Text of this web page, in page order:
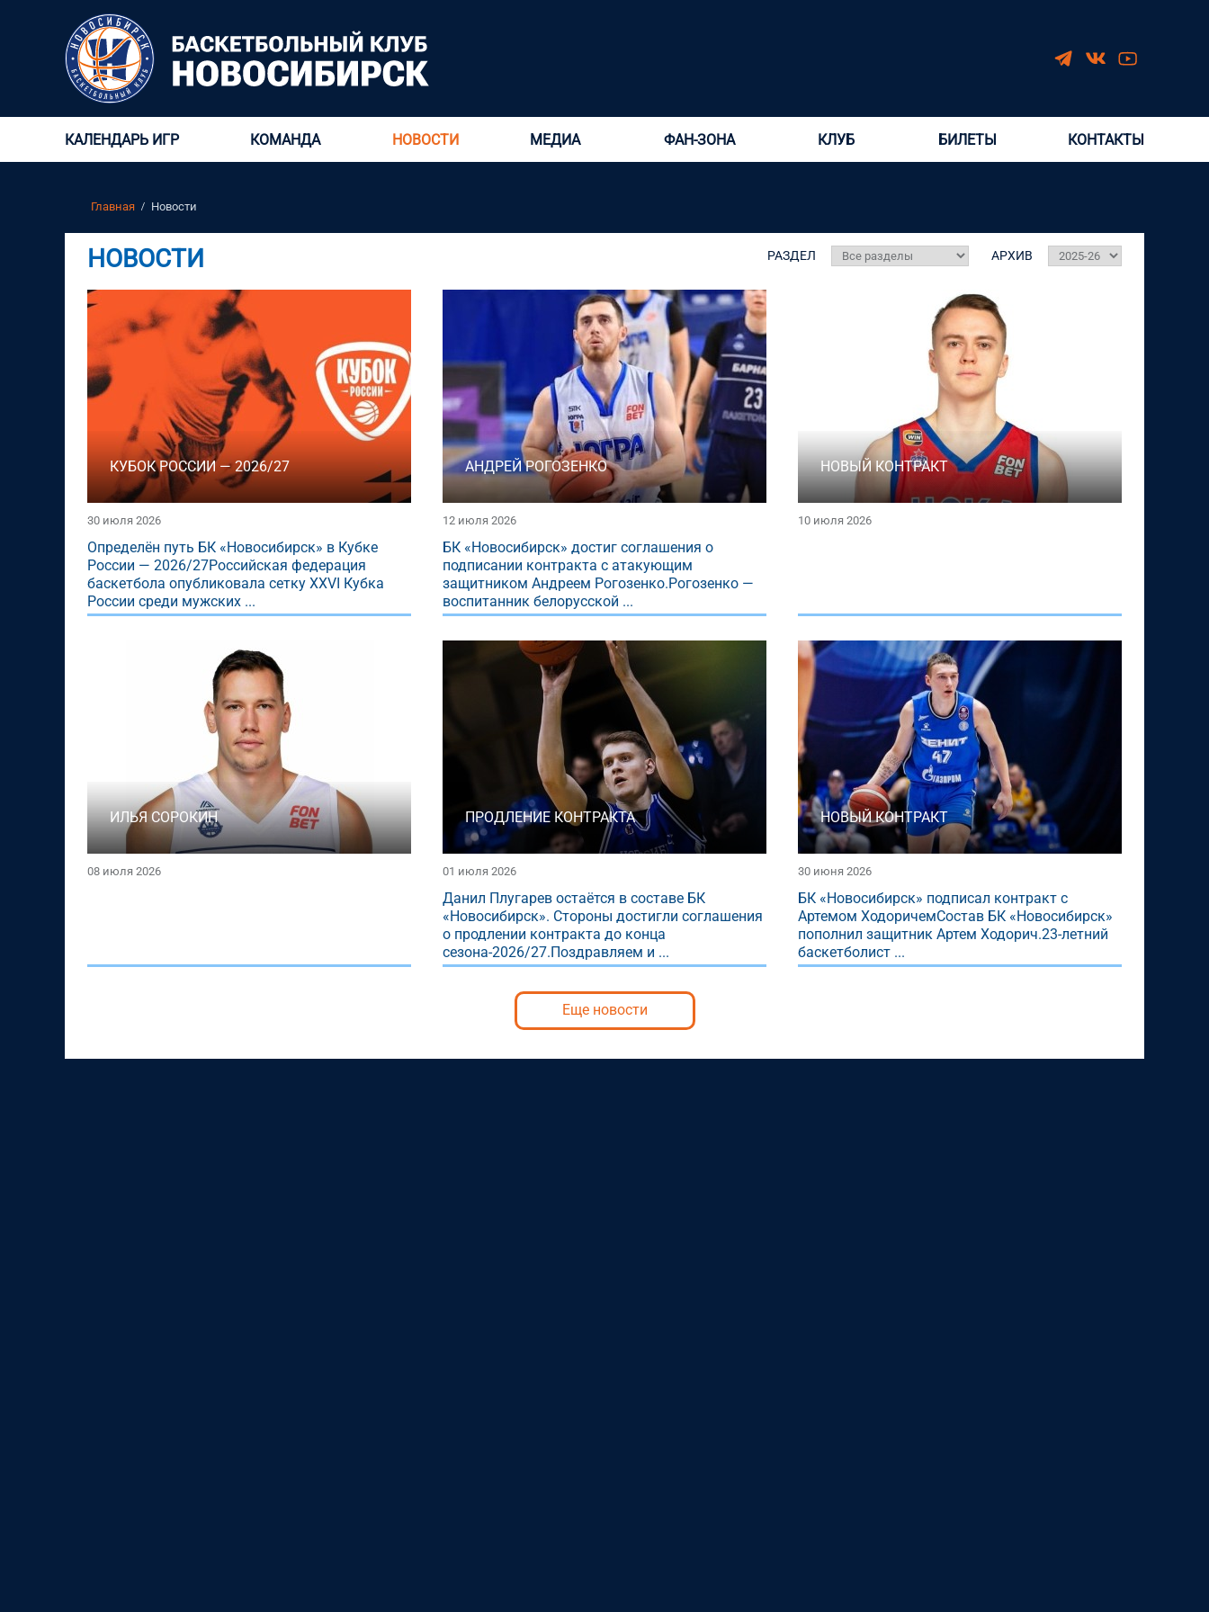
КАЛЕНДАРЬ ИГР КОМАНДА НОВОСТИ МЕДИА ФАН-ЗОНА КЛУБ БИЛЕТЫ КОНТАКТЫ
Главная Новости
НОВОСТИ РАЗДЕЛ АРХИВ
КУБОК РОССИИ — 2026/27
30 июля 2026
Определён путь БК «Новосибирск» в Кубке
России — 2026/27Российская федерация
баскетбола опубликовала сетку XXVI Кубка
России среди мужских ...
АНДРЕЙ РОГОЗЕНКО
12 июля 2026
БК «Новосибирск» достиг соглашения о
подписании контракта с атакующим
защитником Андреем Рогозенко.Рогозенко —
воспитанник белорусской ...
НОВЫЙ КОНТРАКТ
10 июля 2026
ИЛЬЯ СОРОКИН
08 июля 2026
ПРОДЛЕНИЕ КОНТРАКТА
01 июля 2026
Данил Плугарев остаётся в составе БК
«Новосибирск». Стороны достигли соглашения
о продлении контракта до конца
сезона-2026/27.Поздравляем и ...
НОВЫЙ КОНТРАКТ
30 июня 2026
БК «Новосибирск» подписал контракт с
Артемом ХодоричемСостав БК «Новосибирск»
пополнил защитник Артем Ходорич.23-летний
баскетболист ...
Еще новости